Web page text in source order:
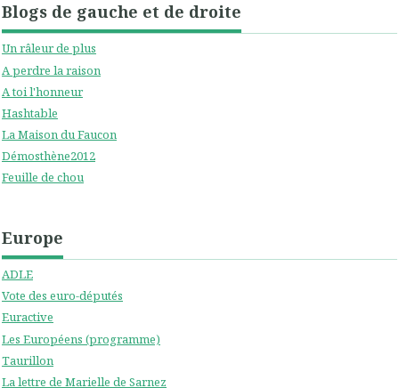
Blogs de gauche et de droite
Un râleur de plus
A perdre la raison
A toi l'honneur
Hashtable
La Maison du Faucon
Démosthène2012
Feuille de chou
Europe
ADLE
Vote des euro-députés
Euractive
Les Européens (programme)
Taurillon
La lettre de Marielle de Sarnez